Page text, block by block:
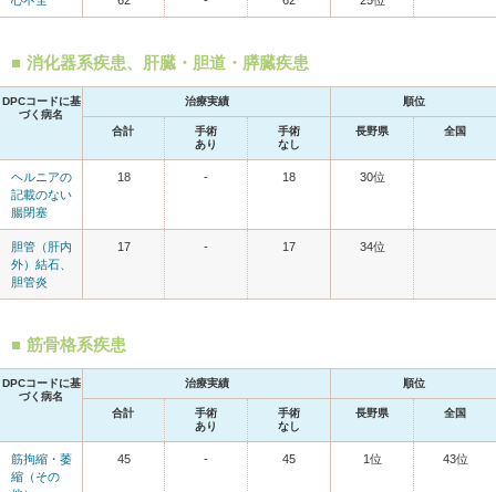
消化器系疾患、肝臓・胆道・膵臓疾患
DPCコードに基
づく病名
治療実績 順位
合計
手術
あり
手術
なし
長野県 全国
ヘルニアの
記載のない
腸閉塞
18 - 18 30位
胆管（肝内
外）結石、
胆管炎
17 - 17 34位
筋骨格系疾患
DPCコードに基
づく病名
治療実績 順位
合計
手術
あり
手術
なし
長野県 全国
筋拘縮・萎
縮（その
45 - 45 1位 43位